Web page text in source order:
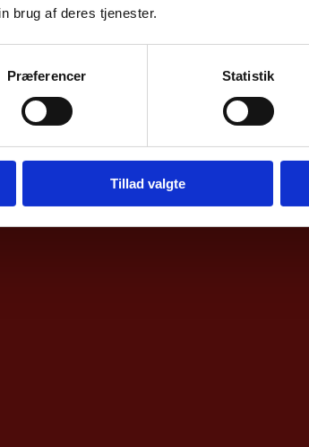
brug af deres tjenester.
Præferencer Statistik
Tillad valgte